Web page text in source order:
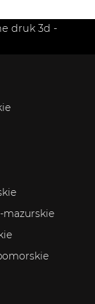
druk 3d -